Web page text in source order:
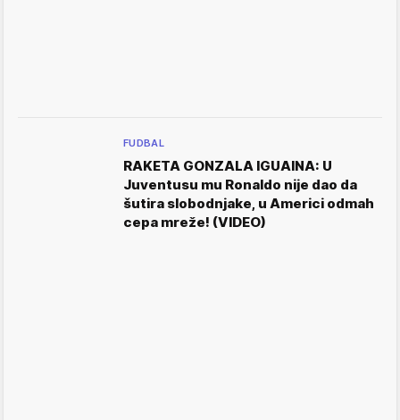
FUDBAL
RAKETA GONZALA IGUAINA: U
Juventusu mu Ronaldo nije dao da
šutira slobodnjake, u Americi odmah
cepa mreže! (VIDEO)